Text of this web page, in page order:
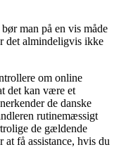
man på en vis måde
det almindeligvis ikke
om online
det kan være et
de danske
rutinemæssigt
de gældende
få assistance, hvis du